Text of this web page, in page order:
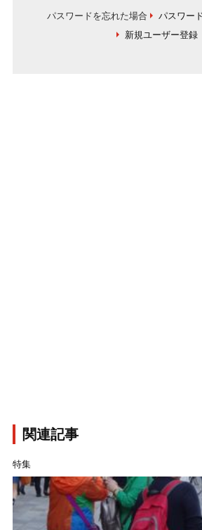
パスワードを忘れた場合
パスワー
新規ユーザー登録
関連記事
特集